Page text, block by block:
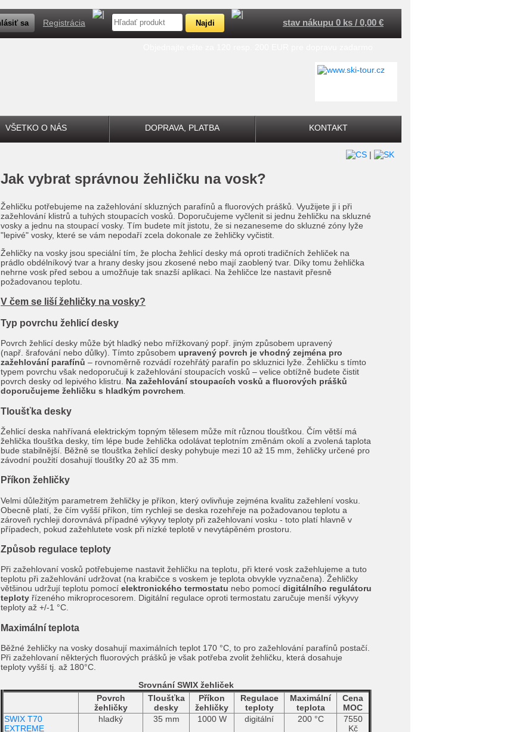
Registrácia stav nákupu 0 ks / 0,00 €
VŠETKO O NÁS DOPRAVA, PLATBA KONTAKT
|
Jak vybrat správnou žehličku na vosk?
Žehličku potřebujeme na zažehlování skluzných parafínů a fluorových prášků. Využijete ji i při
zažehlování klistrů a tuhých stoupacích vosků. Doporučujeme vyčlenit si jednu žehličku na skluzné
vosky a jednu na stoupací vosky. Tím budete mít jistotu, že si nezaneseme do skluzné zóny lyže
"lepivé" vosky, které se vám nepodaří zcela dokonale ze žehličky vyčistit.
Žehličky na vosky jsou speciální tím, že plocha žehlicí desky má oproti tradičních žehliček na
prádlo obdélníkový tvar a hrany desky jsou zkosené nebo mají zaoblený tvar. Díky tomu žehlička
nehrne vosk před sebou a umožňuje tak snazší aplikaci. Na žehličce lze nastavit přesně
požadovanou teplotu.
V čem se liší žehličky na vosky?
Typ povrchu žehlicí desky
Povrch žehlicí desky může být hladký nebo mřížkovaný popř. jiným způsobem upravený
(např. šrafování nebo důlky). Tímto způsobem upravený povrch je vhodný zejména pro
zažehlování parafínů – rovnoměrně rozvádí rozehřátý parafín po skluznici lyže. Žehličku s tímto
typem povrchu však nedoporučuji k zažehlování stoupacích vosků – velice obtížně budete čistit
povrch desky od lepivého klistru. Na zažehlování stoupacích vosků a fluorových prášků
doporučujeme žehličku s hladkým povrchem
Tloušťka desky
Žehlicí deska nahřívaná elektrickým topným tělesem může mít různou tloušťkou. Čím větší má
žehlička tloušťka desky, tím lépe bude žehlička odolávat teplotním změnám okolí a zvolená taplota
bude stabilnější. Běžně se tloušťka žehlicí desky pohybuje mezi 10 až 15 mm, žehličky určené pro
závodní použití dosahují tloušťky 20 až 35 mm.
Příkon žehličky
Velmi důležitým parametrem žehličky je příkon, který ovlivňuje zejména kvalitu zažehlení vosku.
Obecně platí, že čím vyšší příkon, tím rychleji se deska rozehřeje na požadovanou teplotu a
zároveň rychleji dorovnává případné výkyvy teploty při zažehlovaní vosku - toto platí hlavně v
případech, pokud zažehlutete vosk při nízké teplotě v nevytápěném prostoru.
Způsob regulace teploty
Při zažehlovaní vosků potřebujeme nastavit žehličku na teplotu, při které vosk zažehlujeme a tuto
teplotu při zažehlování udržovat (na krabičce s voskem je teplota obvykle vyznačena). Žehličky
většinou udržují teplotu pomocí elektronického termostatu nebo pomocí digitálního regulátoru
teploty řízeného mikroprocesorem. Digitální regulace oproti termostatu zaručuje menší výkyvy
teploty až +/-1 °C.
Maximální teplota
Běžné žehličky na vosky dosahují maximálních teplot 170 °C, to pro zažehlování parafínů postačí.
Při zažehlovaní některých fluorových prášků je však potřeba zvolit žehličku, která dosahuje
teploty vyšší tj. až 180°C.
Srovnání SWIX žehliček
Povrch
žehličky
Tloušťka
desky
Příkon
žehličky
Regulace
teploty
Maximální
teplota
Cena
MOC
SWIX T70
EXTREME
hladký 35 mm 1000 W digitální 200 °C
7550
Kč